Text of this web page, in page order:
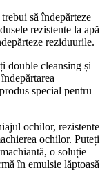
să îndepărteze
rezistente la apă
reziduurile.
double cleansing și
special pentru
ochilor, rezistente
ochilor. Puteți
o soluție
în emulsie lăptoasă